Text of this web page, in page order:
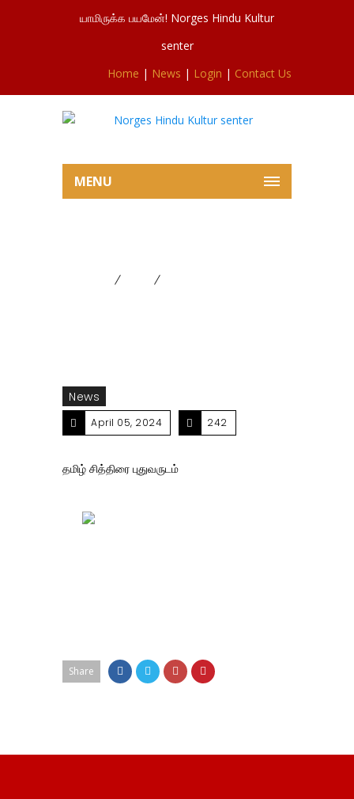
யாமிருக்க பயமேன்! Norges Hindu Kultur
senter
Home | News | Login | Contact Us
MENU
News
April 05, 2024 242
தமிழ் சித்திரை புதுவருடம்
Share